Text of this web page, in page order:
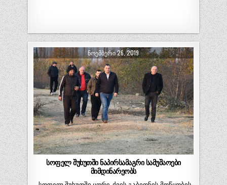
ᲜᲝᲔᲛᲑᲔᲠᲘ 26, 2019
სოფელ შუხუთში ნაპირსამაგრი სამუშაოები
მიმდინარეობს